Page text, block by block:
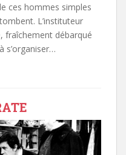
ces hommes simples
L’instituteur
fraîchement débarqué
s’organiser…